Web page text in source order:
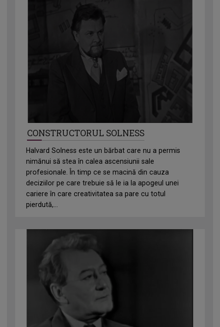
CONSTRUCTORUL SOLNESS
Halvard Solness este un bărbat care nu a permis
nimănui să stea în calea ascensiunii sale
profesionale. În timp ce se macină din cauza
deciziilor pe care trebuie să le ia la apogeul unei
cariere în care creativitatea sa pare cu totul
pierdută,...